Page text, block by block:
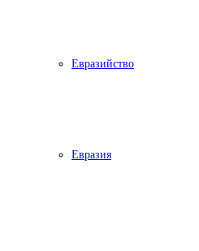
Евразийство
Евразия